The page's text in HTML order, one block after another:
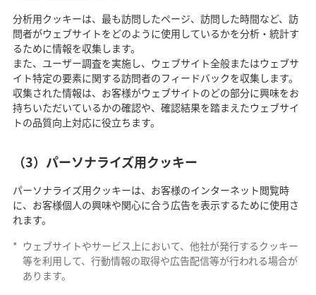
分析用クッキーは、最も訪問したページ、訪問した時間など、訪
問者がウェブサイトをどのように使用しているかを分析・統計す
るために情報を収集します。
また、ユーザー調査を実施し、ウェブサイト全般またはウェブサ
イト特定の要素に関する訪問者のフィードバックを収集します。
収集された情報は、お客様がウェブサイトのどの部分に興味をお
持ちいただいているかの確認や、確認結果を踏まえたウェブサイ
トの品質向上対応に役立ちます。
（3）パーソナライズ用クッキー
パーソナライズ用クッキーは、お客様のインターネット閲覧時
に、お客様個人の興味や関心に合う広告を表示するために使用さ
れます。
* ウェブサイトやサービス上において、他社が発行するクッキー
等を利用して、行動情報の取得や広告配信等が行われる場合が
あります。